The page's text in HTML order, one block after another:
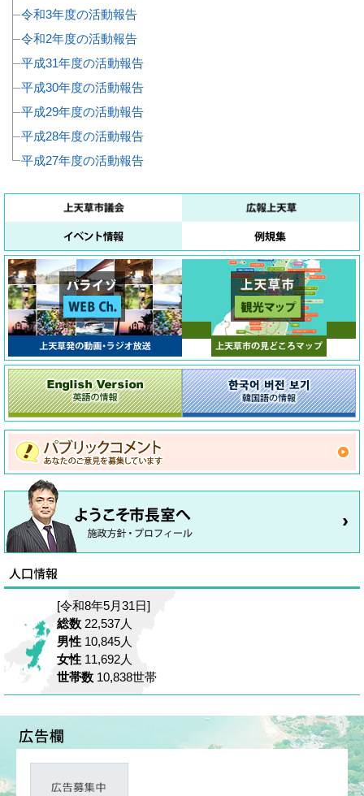
令和3年度の活動報告
令和2年度の活動報告
平成31年度の活動報告
平成30年度の活動報告
平成29年度の活動報告
平成28年度の活動報告
平成27年度の活動報告
[令和8年5月31日]
総数 22,537人
男性 10,845人
女性 11,692人
世帯数 10,838世帯